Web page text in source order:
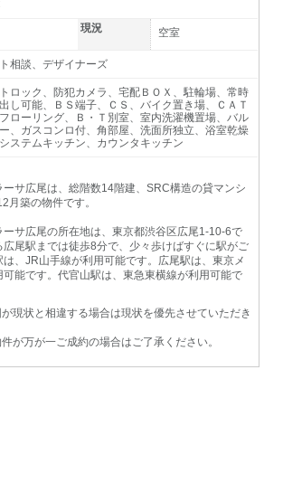
現況 空室
相談、デザイナーズ
ロック、防犯カメラ、宅配ＢＯＸ、駐輪場、常時
し可能、ＢＳ端子、ＣＳ、バイク置き場、ＣＡＴ
ローリング、Ｂ・Ｔ別室、室内洗濯機置場、バル
、ガスコンロ付、角部屋、洗面所独立、浴室乾燥
ステムキッチン、カウンタキッチン
ーサ広尾は、総階数14階建、SRC構造の貸マンシ
月築の物件です。
サ広尾の所在地は、東京都渋谷区広尾1‐10‐6で
尾駅までは徒歩8分で、少々歩けばすぐに駅がご
、JR山手線が利用可能です。広尾駅は、東京メ
可能です。代官山駅は、東急東横線が利用可能で
現状と相違する場合は現状を優先させていただき
が万が一ご成約の場合はご了承ください。